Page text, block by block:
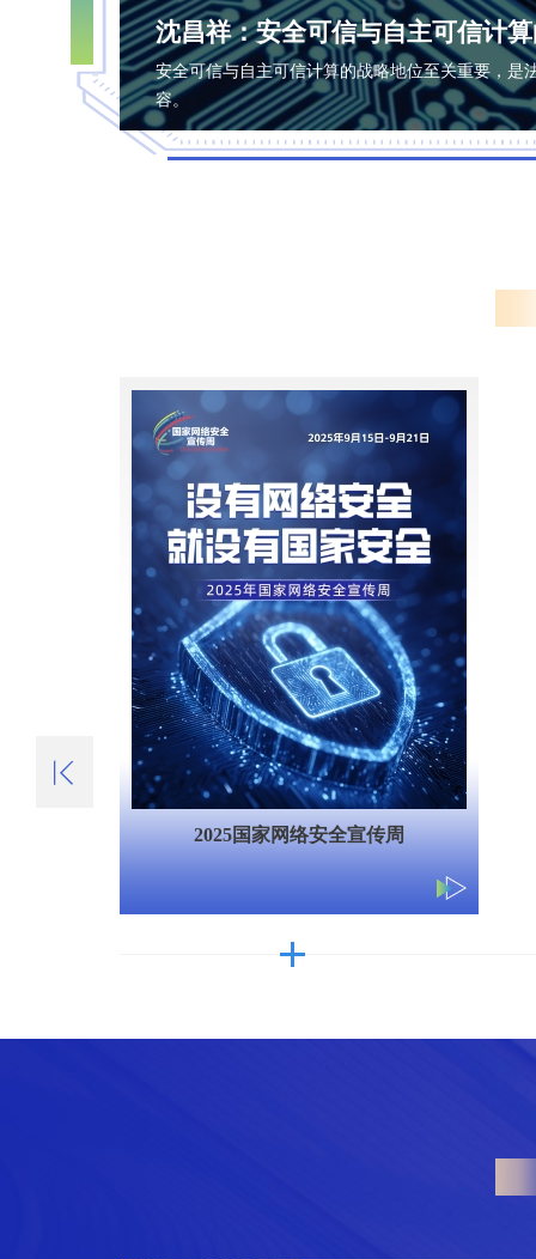
沈昌祥：安全可信与自主可信计
安全可信与自主可信计算的战略地位至关重要，是
容。
2025年世界互联网大会文化遗产数字